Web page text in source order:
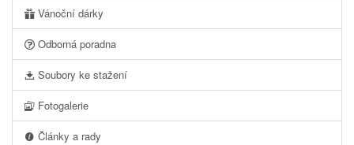
Vánoční dárky
Odborná poradna
Soubory ke stažení
Fotogalerie
Články a rady